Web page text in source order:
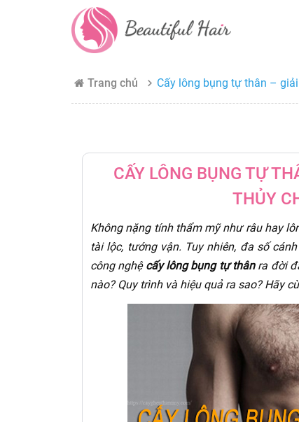
Trang chủ Cấy lông bụng tự thân –
CẤY LÔNG BỤNG TỰ
THỦY
Không nặng tính thẩm mỹ như râu hay
tài lộc, tướng vận. Tuy nhiên, đa số
công nghệ cấy lông bụng tự thânra đời
nào? Quy trình và hiệu quả ra sao? Hãy